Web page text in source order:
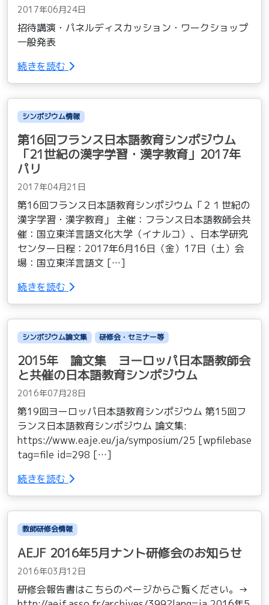
2017年06月24日
招待講演・パネルディスカッション・ワークショップ
一般発表
続きを読む
シンポジウム情報
第16回フランス日本語教育シンポジウム
「21世紀の漢字学習・漢字教育」2017年
パリ
2017年04月21日
第16回フランス日本語教育シンポジウム「２１世紀の
漢字学習・漢字教育」 主催：フランス日本語教師会共
催：国立東洋言語文化大学（イナルコ）、日本学研究
センター日程：2017年6月16日（金）17日（土）会
場：国立東洋言語文 […]
続きを読む
シンポジウム論文集 研修会・セミナー等
2015年 論文集 ヨーロッパ日本語教師会
と共催の日本語教育シンポジウム
2016年07月28日
第19回ヨーロッパ日本語教育シンポジウム 第15回フ
ランス日本語教育シンポジウム 論文集:
https://www.eaje.eu/ja/symposium/25 [wpfilebase
tag=file id=298 […]
続きを読む
教師研修会情報
AEJF 2016年5月ナント研修会のお知らせ
2016年03月12日
研修会報告書はこちらのページからご覧ください。→